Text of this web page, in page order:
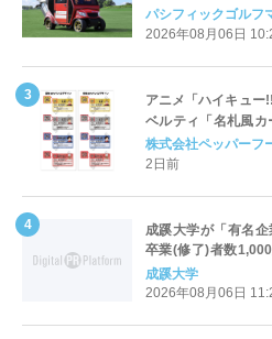
Cart（エアコンカ
パシフィックゴルフ
2026年08月06日
アニメ「ハイキュー
ベルティ「名札風カ
対応についてのご案
株式会社ペッパーフ
2日前
成蹊大学が「有名
卒業(修了)者数
全国第1位を獲得
4.3pt）に伸長、東京
成蹊大学
2026年08月06日